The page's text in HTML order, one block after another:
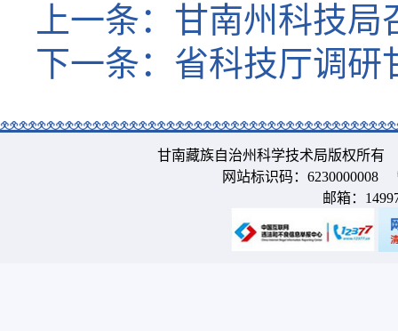
上一条： 甘南州科技局
下一条： 省科技厅调研
甘南藏族自治州科学技术局版权所
网站标识码：6230000008
邮箱：